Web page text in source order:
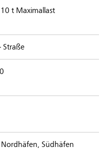
t Maximallast
Straße
Südhäfen